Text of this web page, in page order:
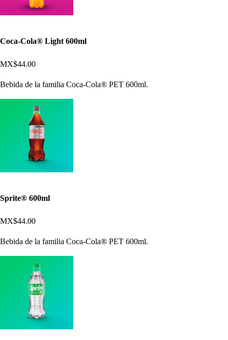
Coca-Cola® Light 600ml
MX$44.00
Bebida de la familia Coca-Cola® PET 600ml.
Sprite® 600ml
MX$44.00
Bebida de la familia Coca-Cola® PET 600ml.